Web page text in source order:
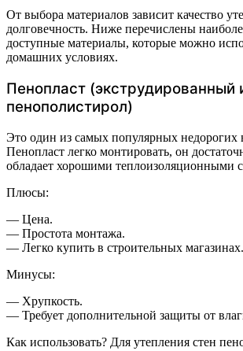
От выбора материалов зависит качество
долговечность. Ниже перечислены
доступные материалы, которые можно
домашних условиях.
Пенопласт (экструдированный
пенополистирол)
Это один из самых популярных недорогих
Пенопласт легко монтировать, он
обладает хорошими теплоизоляционными
Плюсы:
— Цена.
— Простота монтажа.
— Легко купить в строительных магазинах.
Минусы:
— Хрупкость.
— Требует дополнительной защиты от
Как использовать? Для утепления стен